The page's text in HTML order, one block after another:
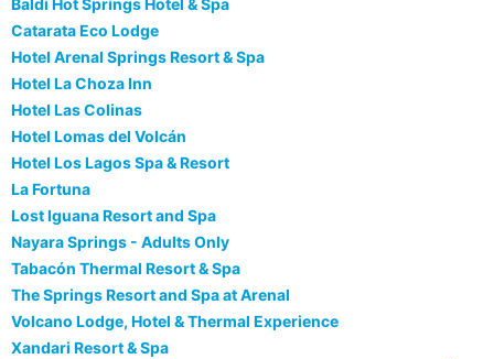
Baldi Hot Springs Hotel & Spa
Catarata Eco Lodge
Hotel Arenal Springs Resort & Spa
Hotel La Choza Inn
Hotel Las Colinas
Hotel Lomas del Volcán
Hotel Los Lagos Spa & Resort
La Fortuna
Lost Iguana Resort and Spa
Nayara Springs - Adults Only
Tabacón Thermal Resort & Spa
The Springs Resort and Spa at Arenal
Volcano Lodge, Hotel & Thermal Experience
Xandari Resort & Spa